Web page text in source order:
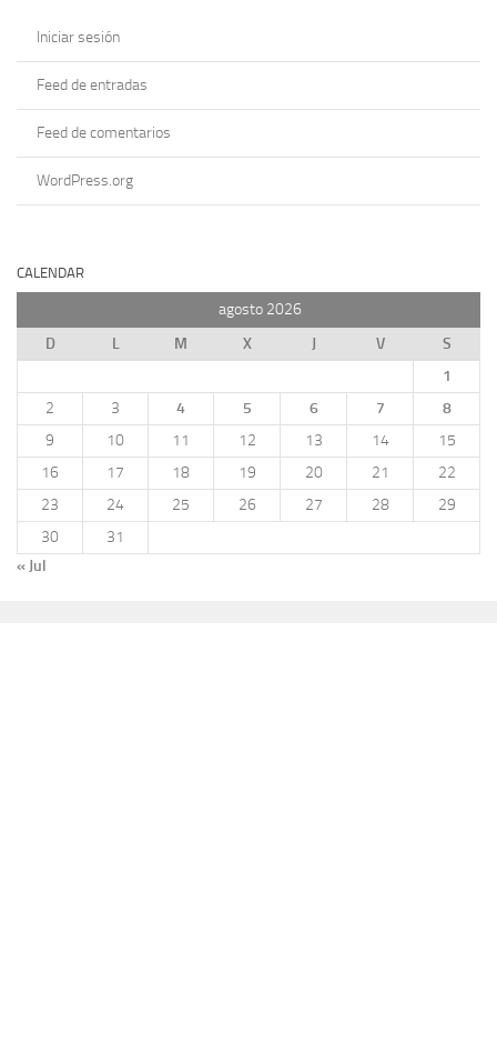
Iniciar sesión
Feed de entradas
Feed de comentarios
WordPress.org
CALENDAR
agosto 2026
D
L M X J V
S
1
2
3 4 5 6 7
8
9
10 11 12 13 14
15
16
17 18 19 20 21
22
23
24 25 26 27 28
29
30
31
« Jul